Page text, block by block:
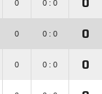
0 0 : 0 0
0 0 : 0 0
0 0 : 0 0